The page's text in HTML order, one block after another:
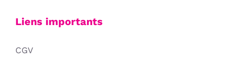
Liens importants
CGV